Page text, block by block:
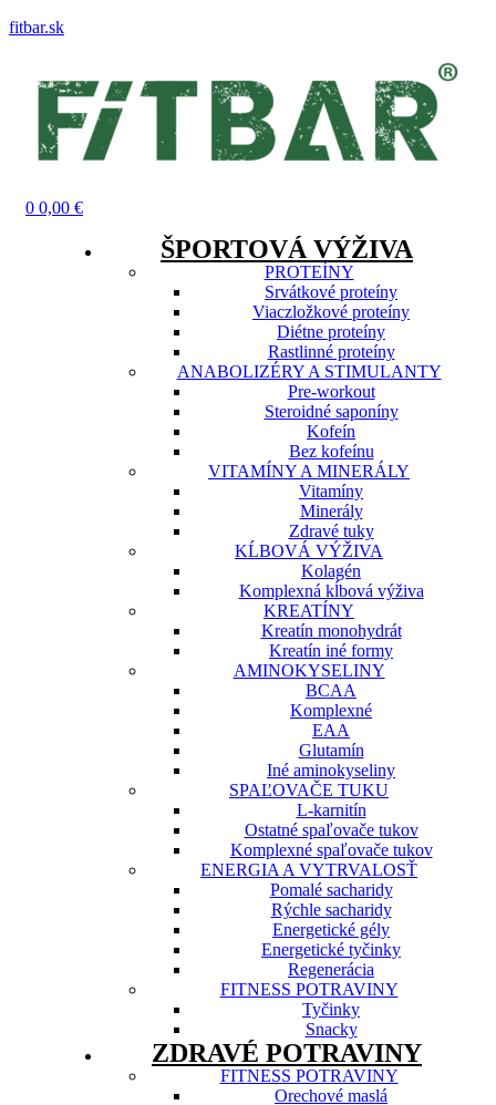
fitbar.sk
0 0,00 €
ŠPORTOVÁ VÝŽIVA
PROTEÍNY
Srvátkové proteíny
Viaczložkové proteíny
Diétne proteíny
Rastlinné proteíny
ANABOLIZÉRY A STIMULANTY
Pre-workout
Steroidné saponíny
Kofeín
Bez kofeínu
VITAMÍNY A MINERÁLY
Vitamíny
Minerály
Zdravé tuky
KĹBOVÁ VÝŽIVA
Kolagén
Komplexná kĺbová výživa
KREATÍNY
Kreatín monohydrát
Kreatín iné formy
AMINOKYSELINY
BCAA
Komplexné
EAA
Glutamín
Iné aminokyseliny
SPAĽOVAČE TUKU
L-karnitín
Ostatné spaľovače tukov
Komplexné spaľovače tukov
ENERGIA A VYTRVALOSŤ
Pomalé sacharidy
Rýchle sacharidy
Energetické gély
Energetické tyčinky
Regenerácia
FITNESS POTRAVINY
Tyčinky
Snacky
ZDRAVÉ POTRAVINY
FITNESS POTRAVINY
Orechové maslá